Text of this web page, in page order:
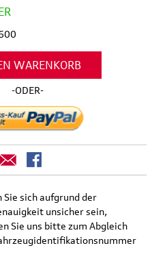
WARENKORB
-ODER-
Sie sich aufgrund der
unsicher sein,
Sie uns bitte zum Abgleich